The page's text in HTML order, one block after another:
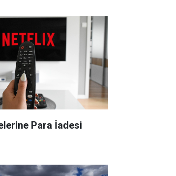
Para İadesi